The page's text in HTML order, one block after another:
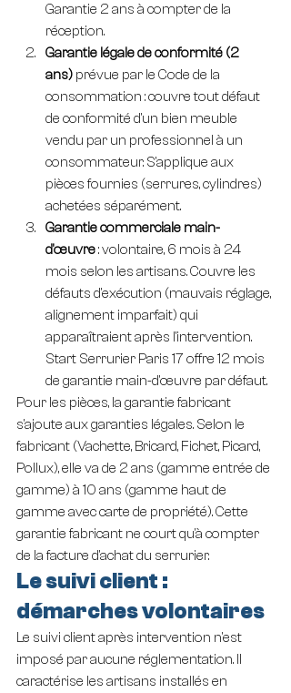
Garantie 2 ans à compter de la
réception.
Garantie légale de conformité (2
ans) prévue par le Code de la
consommation : couvre tout défaut
de conformité d'un bien meuble
vendu par un professionnel à un
consommateur. S'applique aux
pièces fournies (serrures, cylindres)
achetées séparément.
Garantie commerciale main-
d'œuvre : volontaire, 6 mois à 24
mois selon les artisans. Couvre les
défauts d'exécution (mauvais réglage,
alignement imparfait) qui
apparaîtraient après l'intervention.
Start Serrurier Paris 17 offre 12 mois
de garantie main-d'œuvre par défaut.
Pour les pièces, la garantie fabricant
s'ajoute aux garanties légales. Selon le
fabricant (Vachette, Bricard, Fichet, Picard,
Pollux), elle va de 2 ans (gamme entrée de
gamme) à 10 ans (gamme haut de
gamme avec carte de propriété). Cette
garantie fabricant ne court qu'à compter
de la facture d'achat du serrurier.
Le suivi client :
démarches volontaires
Le suivi client après intervention n'est
imposé par aucune réglementation. Il
caractérise les artisans installés en